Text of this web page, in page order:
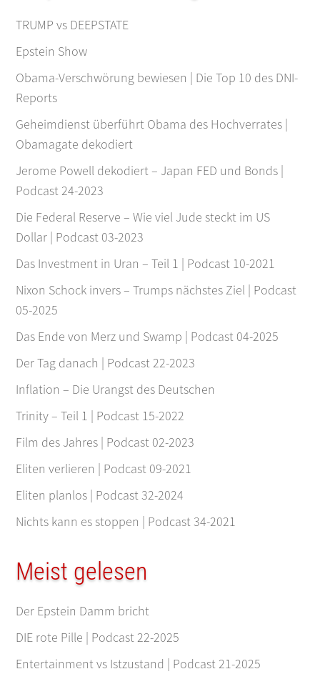
TRUMP vs DEEPSTATE
Epstein Show
Obama-Verschwörung bewiesen | Die Top 10 des DNI-
Reports
Geheimdienst überführt Obama des Hochverrates |
Obamagate dekodiert
Jerome Powell dekodiert – Japan FED und Bonds |
Podcast 24-2023
Die Federal Reserve – Wie viel Jude steckt im US
Dollar | Podcast 03-2023
Das Investment in Uran – Teil 1 | Podcast 10-2021
Nixon Schock invers – Trumps nächstes Ziel | Podcast
05-2025
Das Ende von Merz und Swamp | Podcast 04-2025
Der Tag danach | Podcast 22-2023
Inflation – Die Urangst des Deutschen
Trinity – Teil 1 | Podcast 15-2022
Film des Jahres | Podcast 02-2023
Eliten verlieren | Podcast 09-2021
Eliten planlos | Podcast 32-2024
Nichts kann es stoppen | Podcast 34-2021
Meist gelesen
Der Epstein Damm bricht
DIE rote Pille | Podcast 22-2025
Entertainment vs Istzustand | Podcast 21-2025